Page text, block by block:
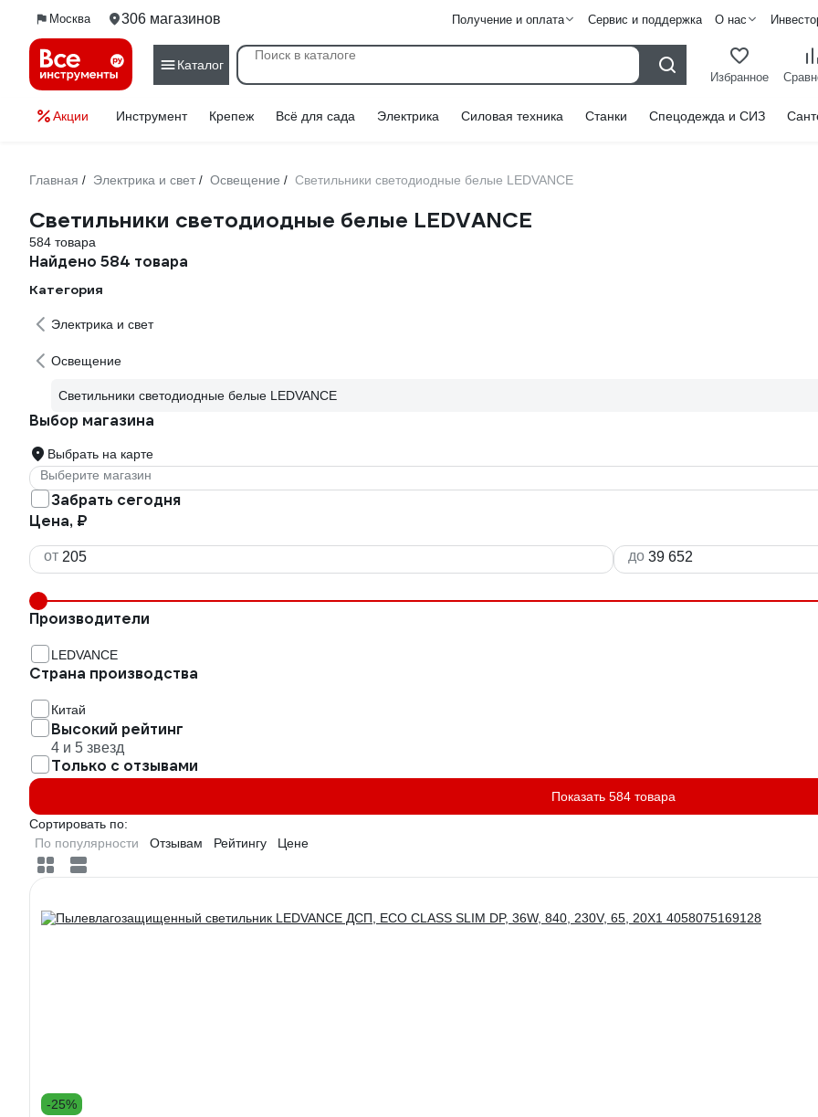
Москва 306 магазинов Получение и оплата Сервис и поддержка О нас
Каталог
Избранное
Акции Инструмент Крепеж Всё для сада Электрика Силовая техника Станки Спецодежда и СИЗ
Главная / Электрика и свет / Освещение / Светильники светодиодные белые LEDVANCE
Светильники светодиодные белые LEDVANCE
584 товара
Найдено 584 товара
Категория
Электрика и свет
Освещение
Светильники светодиодные белые LEDVANCE
Выбор магазина
Выбрать на карте
Выберите магазин
Забрать сегодня
Цена, ₽
от до
Производители
LEDVANCE
Страна производства
Китай
Высокий рейтинг
4 и 5 звезд
Только с отзывами
Показать 584 товара
Сортировать по:
По популярности
Отзывам Рейтингу Цене
-25%